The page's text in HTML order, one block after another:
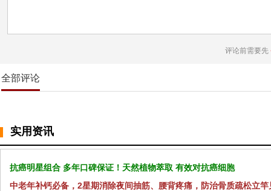
评论前需要先
全部评论
实用资讯
抗癌明星组合 多年口碑保证！天然植物萃取 有效对抗癌细胞
中老年补钙必备，2星期消除夜间抽筋、腰背疼痛，防治骨质疏松立竿